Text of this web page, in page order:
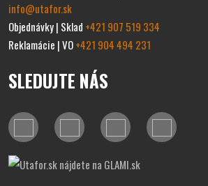
info@utafor.sk
Objednávky | Sklad +421 907 519 334
Reklamácie | VO+421 904 494 231
SLEDUJTE NÁS